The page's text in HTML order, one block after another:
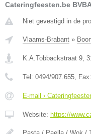
Cateringfeesten.be
Niet gevestigd in de
Vlaams-Brabant »
K.A.Tobbackstraat 9,
Tel: 0494/907.655, Fax:
E-mail ›
Website: https://